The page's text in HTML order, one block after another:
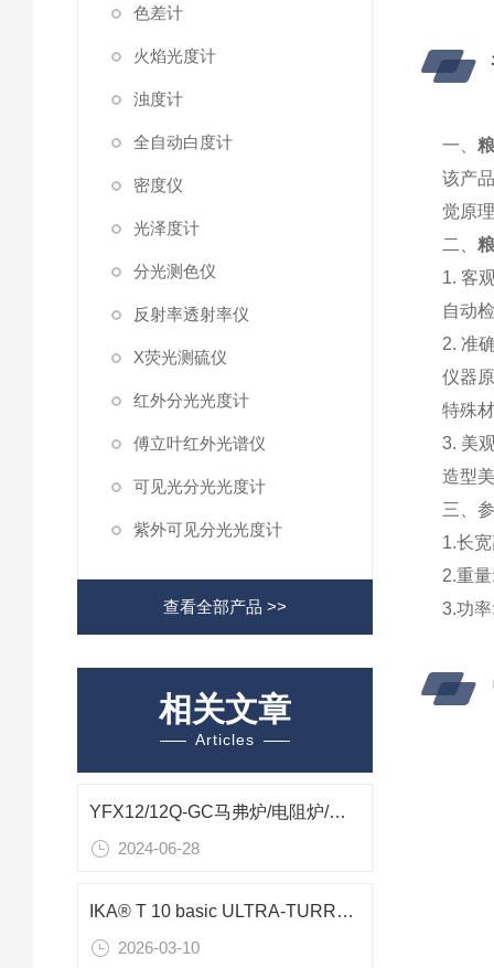
色差计
火焰光度计
浊度计
全自动白度计
密度仪
光泽度计
分光测色仪
反射率透射率仪
X荧光测硫仪
红外分光光度计
傅立叶红外光谱仪
可见光分光光度计
紫外可见分光光度计
查看全部产品 >>
相关文章
Articles
YFX12/12Q-GC马弗炉/电阻炉/实验炉高纯氧化铝纤维参数
2024-06-28
IKA® T 10 basic ULTRA-TURRAX®分散机乳化优选方案
2026-03-10
一、
该产
觉原
二、
1. 客
自动
2. 准
仪器
特殊
3. 美
造型
三、
1.长
2.重
3.功